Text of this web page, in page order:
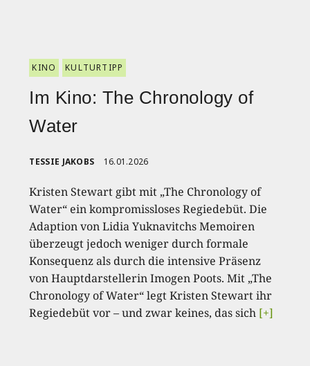
KINO KULTURTIPP
Im Kino: The Chronology of
Water
TESSIE JAKOBS 16.01.2026
Kristen Stewart gibt mit „The Chronology of
Water“ ein kompromissloses Regiedebüt. Die
Adaption von Lidia Yuknavitchs Memoiren
überzeugt jedoch weniger durch formale
Konsequenz als durch die intensive Präsenz
von Hauptdarstellerin Imogen Poots. Mit „The
Chronology of Water“ legt Kristen Stewart ihr
Regiedebüt vor – und zwar keines, das sich [+]